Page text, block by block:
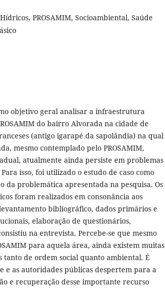
PROSAMIM, Socioambiental, Saúde
objetivo geral analisar a infraestrutura
do bairro Alvorada na cidade de
(antigo igarapé da sapolândia) na qual
mesmo contemplado pelo PROSAMIM,
atualmente ainda persiste em problemas
isso, foi utilizado o estudo de caso como
da problemática apresentada na pesquisa. Os
foram realizados em consonância aos
bibliográfico, dados primários e
elaboração de questionários,
na entrevista. Percebe-se que mesmo
para aquela área, ainda existem muitas
tanto de ordem social quanto ambiental. É
e as autoridades públicas despertem para a
e recuperação desse importante recurso